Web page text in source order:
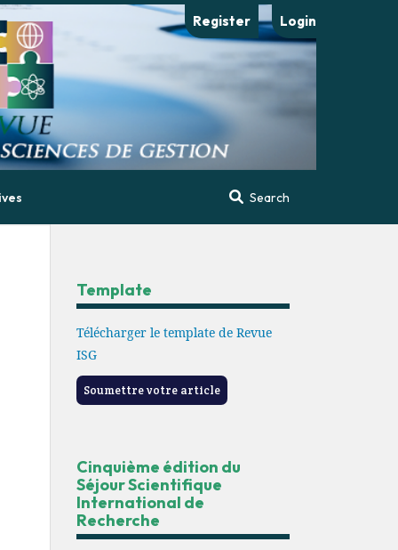
Search
Register Login
Template
Télécharger le template de Revue
ISG
Soumettre votre article
Cinquième édition du
Séjour Scientifique
International de
Recherche